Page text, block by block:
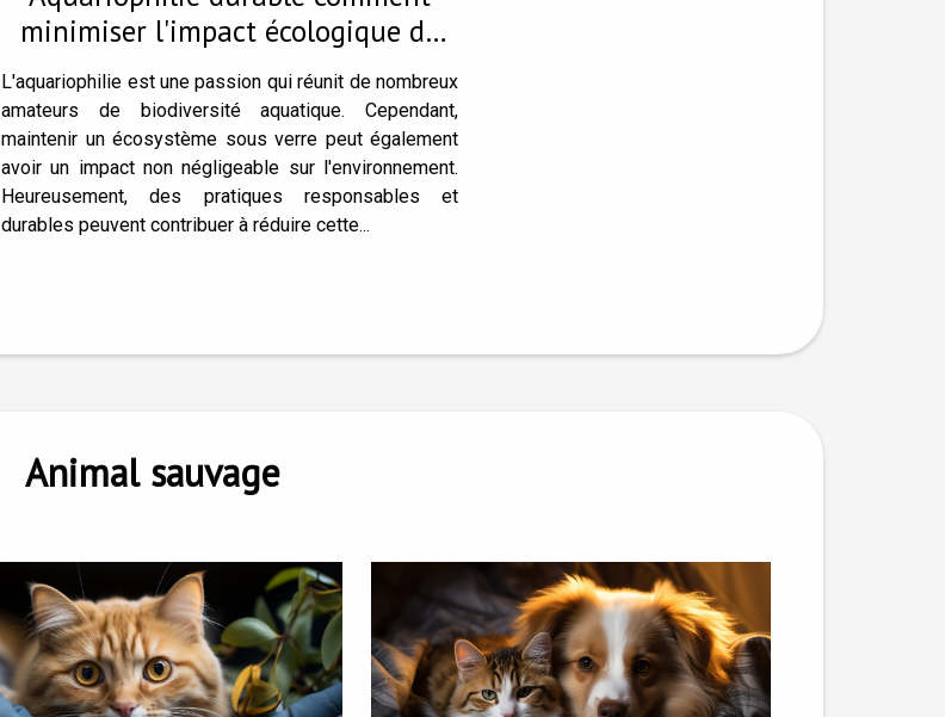
minimiser l'impact écologique de
votre aquarium
L'aquariophilie est une passion qui réunit de nombreux
amateurs de biodiversité aquatique. Cependant,
maintenir un écosystème sous verre peut également
avoir un impact non négligeable sur l'environnement.
Heureusement, des pratiques responsables et
durables peuvent contribuer à réduire cette...
Animal sauvage